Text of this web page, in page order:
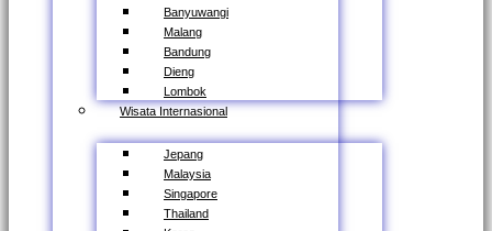
Banyuwangi
Malang
Bandung
Dieng
Lombok
Wisata Internasional
Jepang
Malaysia
Singapore
Thailand